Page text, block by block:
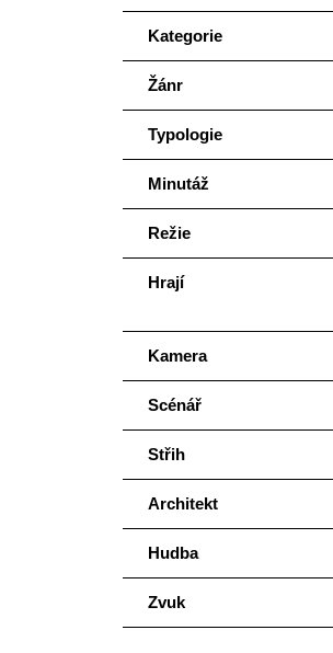
Kategorie
Žánr
Typologie
Minutáž
Režie
Hrají
Kamera
Scénář
Střih
Architekt
Hudba
Zvuk